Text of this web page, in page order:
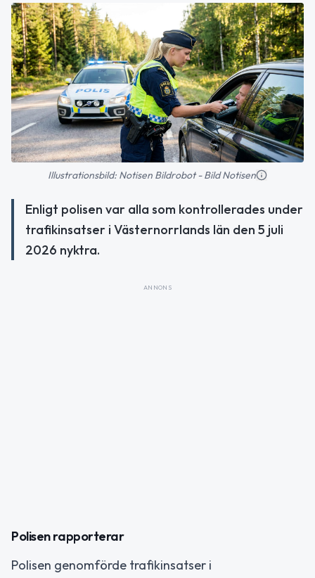
Illustrationsbild: Notisen Bildrobot - Bild Notisen
Enligt polisen var alla som kontrollerades under
trafikinsatser i Västernorrlands län den 5 juli
2026 nyktra.
ANNONS
Polisen rapporterar
Polisen genomförde trafikinsatser i